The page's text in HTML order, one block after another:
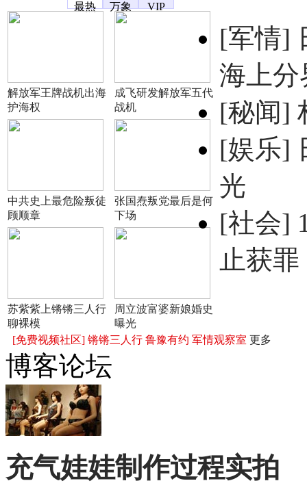
最热
万象 VIP
解放军王牌战机出海
护海权
成飞研发解放军五代
战机
中共史上最危险叛徒
顾顺章
张国焘叛党最后是何
下场
苏紫紫上锵锵三人行
聊裸模
周立波富婆新娘婚史
曝光
[军情]
海上分
[秘闻]
[娱乐]
光
[社会]
止获罪
[免费视频社区] 锵锵三人行 鲁豫有约 军情观察室 更多
博客论坛
充气娃娃制作过程实拍